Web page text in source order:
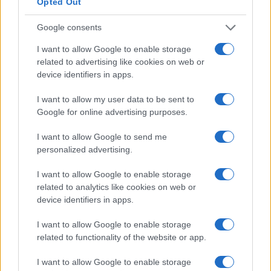
Google consents
I want to allow Google to enable storage
related to advertising like cookies on web or
device identifiers in apps.
I want to allow my user data to be sent to
Google for online advertising purposes.
I want to allow Google to send me
personalized advertising.
I want to allow Google to enable storage
related to analytics like cookies on web or
device identifiers in apps.
I want to allow Google to enable storage
related to functionality of the website or app.
I want to allow Google to enable storage
preços em alta.
entrar em colapso antes de colocar qualquer dinheiro em
Samoyedcoin(SAMO)
imediatamente, Samoyedcoin é mais uma moeda meme de
inspiração canina. Neste caso, estamos falando da raça de
cachorro Samoyed, que é originária da Sibéria. De acordo
com o American Kennel Club , Samoyeds são brincalhões
e animados, mas carregam uma veia teimosa.
Do ponto de vista técnico, Samoyedcoin é fascinante por